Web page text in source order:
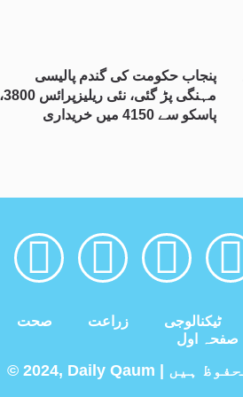
پنجاب حکومت کی گندم پالیسی
مہنگی پڑ گئی، نئی ریلیزپرائس 3800،
پاسکو سے 4150 میں خریداری
صحت زراعت ٹیکنالوجی
صفحہ اول